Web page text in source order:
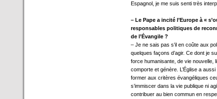
Espagnol, je me suis senti très
– Le Pape a incité l’Europe à «
responsables politiques de
de l’Évangile ?
– Je ne sais pas s’il en coûte aux
quelques façons d’agir. Ce dont je
force humanisante, de vie nouvelle,
comporte et génère. L’Église a
former aux critères évangéliques
s’immiscer dans la vie publique ni
contribuer au bien commun en